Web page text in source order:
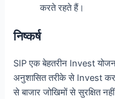
करते रहते हैं।
निष्कर्ष
SIP एक बेहतरीन Invest
अनुशासित तरीके से Invest
से बाजार जोखिमों से सुरक्षित